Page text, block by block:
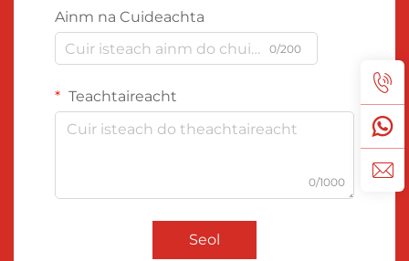
Ainm na Cuideachta
0/200
Teachtaireacht
0/1000
Seol